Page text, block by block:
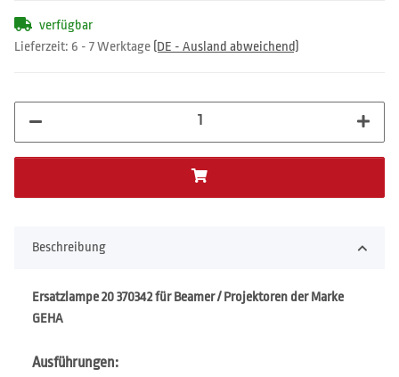
verfügbar
Lieferzeit: 6 - 7 Werktage (DE - Ausland abweichend)
Beschreibung
Ersatzlampe 20 370342 für Beamer / Projektoren der Marke
GEHA
Ausführungen: